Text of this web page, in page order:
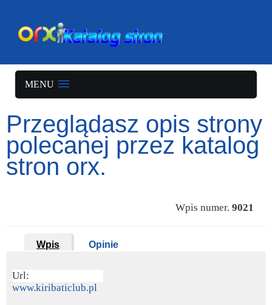
MENU
Przeglądasz opis strony
polecanej przez katalog
stron orx.
Wpis numer. 9021
Wpis Opinie
Url:
www.kiribaticlub.pl